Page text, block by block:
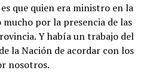
que quien era ministro en la
por la presencia de las
Y había un trabajo del
la Nación de acordar con los
nosotros.